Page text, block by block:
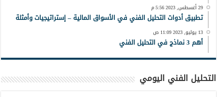
29 أغسطس, 2023 5:56 م
تطبيق أدوات التحليل الفني في الأسواق المالية – إستراتيجيات وأمثلة
13 يوليو, 2023 11:09 ص
أهم 3 نماذج في التحليل الفني
التحليل الفني اليومي